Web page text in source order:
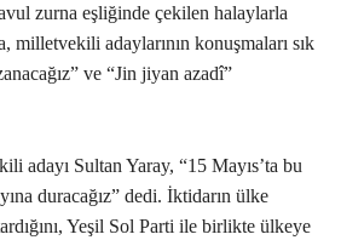
zurna eşliğinde çekilen halaylarla
milletvekili adaylarının konuşmaları sık
ve “Jin jiyan azadî”
adayı Sultan Yaray, “15 Mayıs’ta bu
duracağız” dedi. İktidarın ülke
Yeşil Sol Parti ile birlikte ülkeye